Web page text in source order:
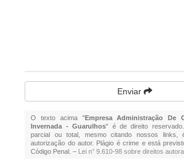
Enviar
O texto acima "Empresa Administração De
Invernada - Guarulhos" é de direito
parcial ou total, mesmo citando nossos links,
autorização do autor. Plágio é crime e está
Código Penal. – Lei n° 9.610-98 sobre direitos